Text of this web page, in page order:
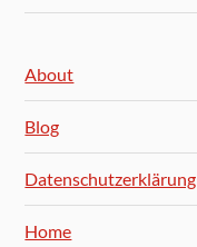
About
Blog
Datenschutzerklärung
Home